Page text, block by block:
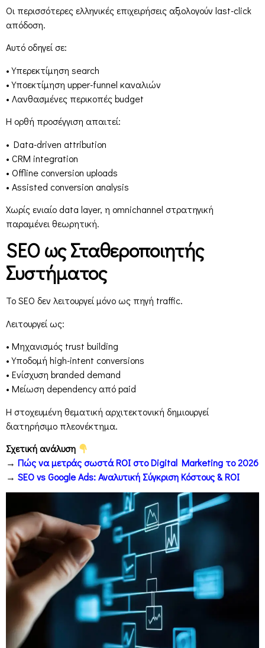
Οι περισσότερες ελληνικές επιχειρήσεις αξιολογούν last-click
απόδοση.
Αυτό οδηγεί σε:
• Υπερεκτίμηση search
• Υποεκτίμηση upper-funnel καναλιών
• Λανθασμένες περικοπές budget
Η ορθή προσέγγιση απαιτεί:
• Data-driven attribution
• CRM integration
• Offline conversion uploads
• Assisted conversion analysis
Χωρίς ενιαίο data layer, η omnichannel στρατηγική
παραμένει θεωρητική.
SEO ως Σταθεροποιητής
Συστήματος
Το SEO δεν λειτουργεί μόνο ως πηγή traffic.
Λειτουργεί ως:
• Μηχανισμός trust building
• Υποδομή high-intent conversions
• Ενίσχυση branded demand
• Μείωση dependency από paid
Η στοχευμένη θεματική αρχιτεκτονική δημιουργεί
διατηρήσιμο πλεονέκτημα.
Σχετική ανάλυση
→ Πώς να μετράς σωστά ROI στο Digital Marketing το 2026
→ SEO vs Google Ads: Αναλυτική Σύγκριση Κόστους & ROI